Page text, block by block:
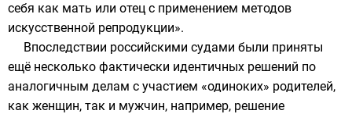
себя как мать или отец с применением методов
искусственной репродукции».
Впоследствии российскими судами были приняты
ещё несколько фактически идентичных решений по
аналогичным делам с участием «одиноких» родителей,
как женщин, так и мужчин, например, решение